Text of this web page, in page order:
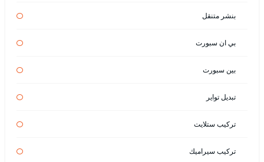
بنشر متنقل
بي ان سبورت
بين سبورت
تبديل تواير
تركيب ستلايت
تركيب سيراميك